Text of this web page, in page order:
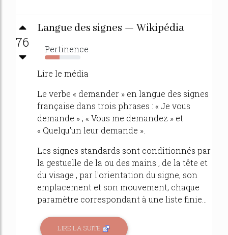
76
Langue des signes — Wikipédia
Pertinence
42%
Lire le média
Le verbe « demander » en langue des signes
française dans trois phrases : « Je vous
demande » ; « Vous me demandez » et
« Quelqu'un leur demande ».
Les signes standards sont conditionnés par
la gestuelle de la ou des mains , de la tête et
du visage , par l'orientation du signe, son
emplacement et son mouvement, chaque
paramètre correspondant à une liste finie...
LIRE LA SUITE